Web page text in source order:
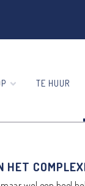
TE HUUR